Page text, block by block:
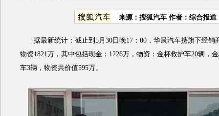
来源：搜狐汽车 作者：综合报道
据最新统计：截止到5月30日晚17：00，华晨汽车携旗下经销
物资1821万，其中包括现金：1226万，物资：金杯救护车20辆，
车3辆，物资共价值595万。